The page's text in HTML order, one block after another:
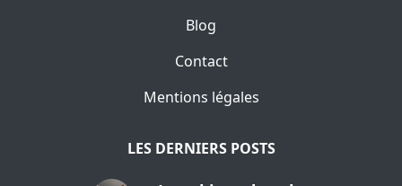
Blog
Contact
Mentions légales
LES DERNIERS POSTS